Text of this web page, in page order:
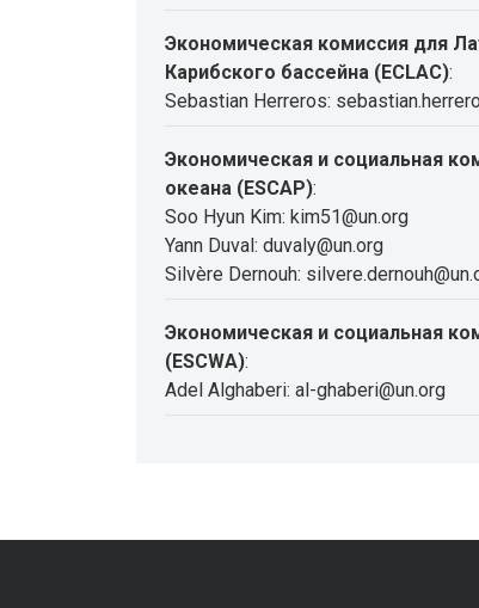
Экономическая комиссия для
Карибского бассейна (ECLAC):
Sebastian Herreros:
Экономическая и социальная
океана (ESCAP):
Soo Hyun Kim: kim51@un.org
Yann Duval: duvaly@un.org
Silvère Dernouh:
Экономическая и социальная
(ESCWA):
Adel Alghaberi: al-ghaberi@un.org